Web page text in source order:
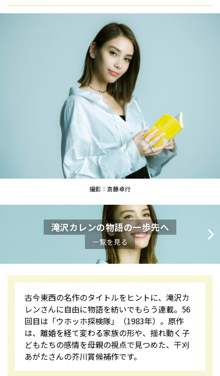
撮影：斎藤卓行
滝沢カレンの物語の一歩先へ
一覧を見る
古今東西の名作のタイトルをヒントに、滝沢カ
レンさんに自由に物語を紡いでもらう連載。56
回目は「ウホッホ探検隊」（1983年）。原作
は、離婚を経て変わる家族の形や、揺れ動く子
どもたちの感情を母親の視点で見つめた、干刈
あがたさんの芥川賞候補作です。